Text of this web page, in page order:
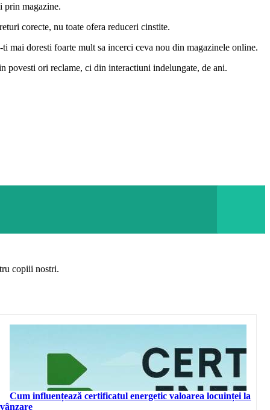
prin magazine.
corecte, nu toate ofera reduceri cinstite.
mai doresti foarte mult sa incerci ceva nou din magazinele online.
povesti ori reclame, ci din interactiuni indelungate, de ani.
copiii nostri.
Cum influențează certificatul energetic valoarea locuinței la
vânzare